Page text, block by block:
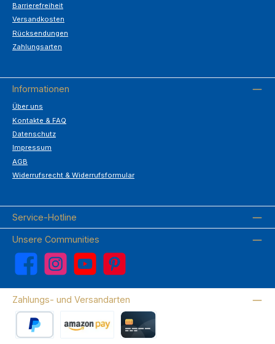
Barrierefreiheit
Versandkosten
Rücksendungen
Zahlungsarten
Informationen
Über uns
Kontakte & FAQ
Datenschutz
Impressum
AGB
Widerrufsrecht & Widerrufsformular
Service-Hotline
Unsere Communities
Facebook Instagram YouTube Pinterest
Zahlungs- und Versandarten